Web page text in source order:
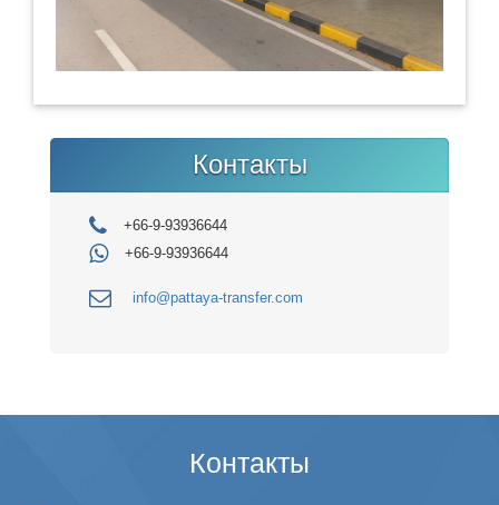
Контакты
+66-9-93936644
+66-9-93936644
info@pattaya-transfer.com
Контакты